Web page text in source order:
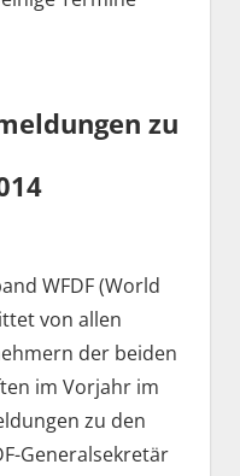
zu
WFDF (World
von allen
der beiden
im Vorjahr im
zu den
Generalsekretär